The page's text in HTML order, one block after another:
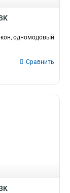
одномодовый
Сравнить